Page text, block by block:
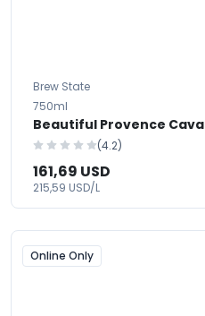
Brew State
750ml
Beautiful Provence Cava
(4.2)
161,69 USD
215,59 USD/L
Online Only